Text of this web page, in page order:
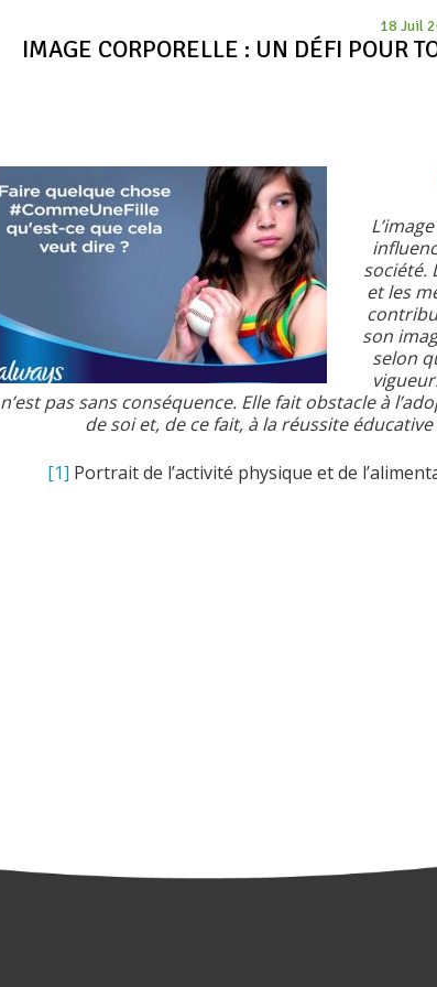
18 Juil
IMAGE CORPORELLE : UN DÉFI POUR
société.
et les
son
selon
n’est pas sans conséquence. Elle fait obstacle à
de soi et, de ce fait, à la réussite
[1] Portrait de l’activité physique et de